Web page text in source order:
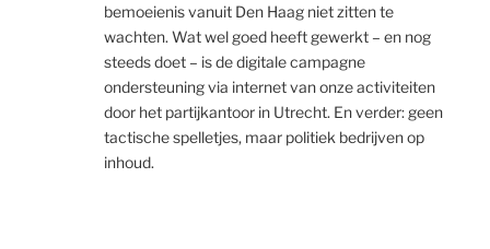
bemoeienis vanuit Den Haag niet zitten te
wachten. Wat wel goed heeft gewerkt – en nog
steeds doet – is de digitale campagne
ondersteuning via internet van onze activiteiten
door het partijkantoor in Utrecht. En verder: geen
tactische spelletjes, maar politiek bedrijven op
inhoud.